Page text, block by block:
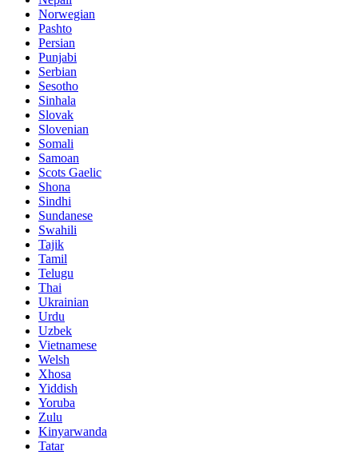
Norwegian
Pashto
Persian
Punjabi
Serbian
Sesotho
Sinhala
Slovak
Slovenian
Somali
Samoan
Scots Gaelic
Shona
Sindhi
Sundanese
Swahili
Tajik
Tamil
Telugu
Thai
Ukrainian
Urdu
Uzbek
Vietnamese
Welsh
Xhosa
Yiddish
Yoruba
Zulu
Kinyarwanda
Tatar